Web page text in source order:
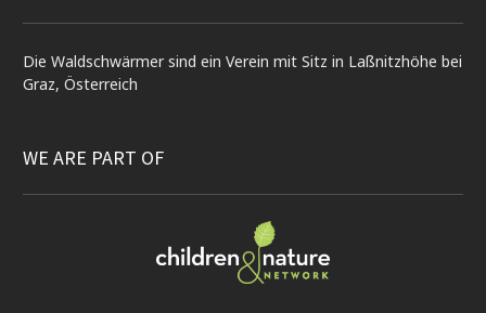
Die Waldschwärmer sind ein Verein mit Sitz in Laßnitzhöhe bei
Graz, Österreich
WE ARE PART OF